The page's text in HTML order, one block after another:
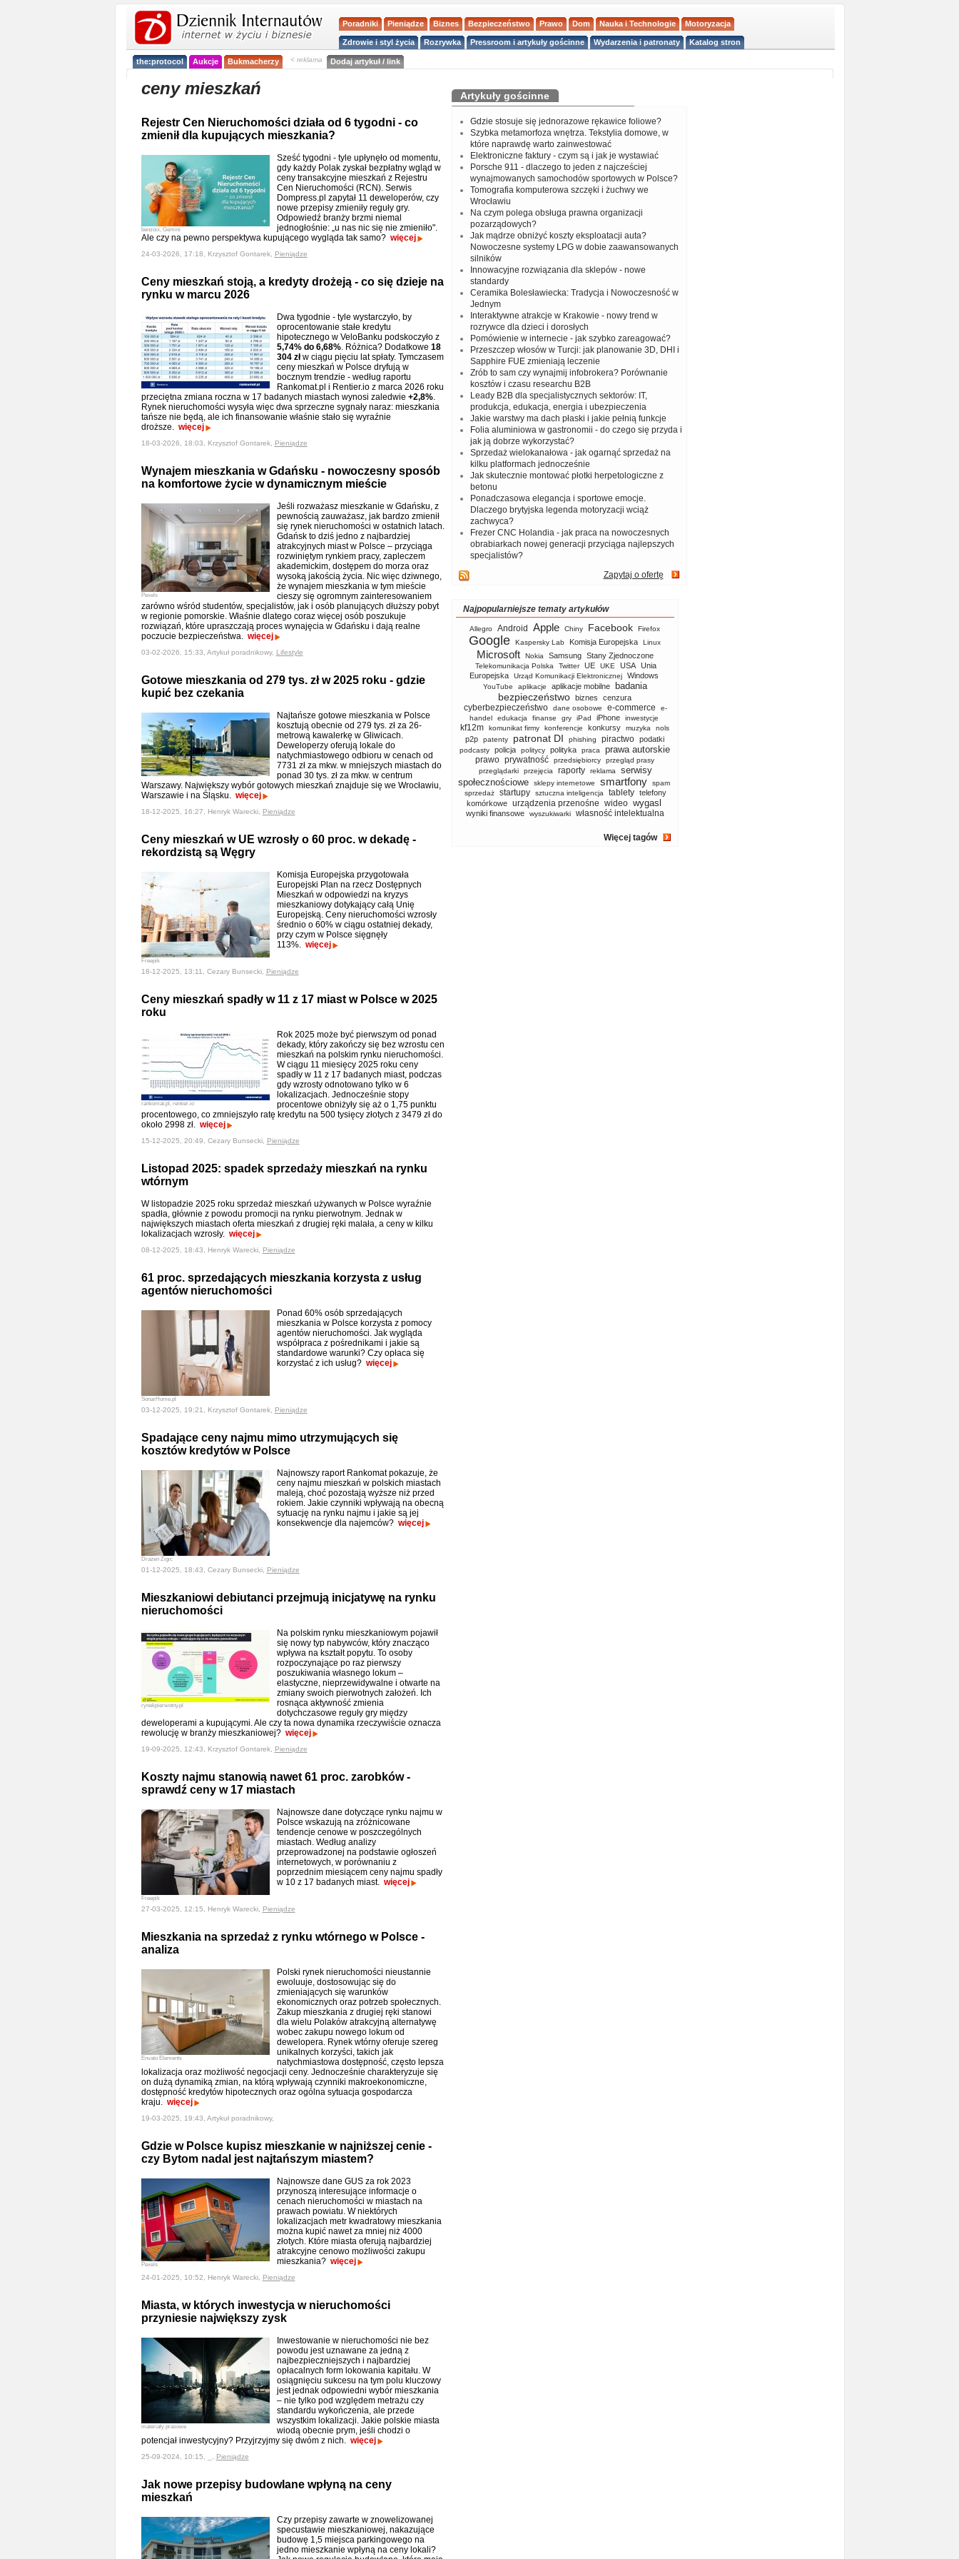
Poradniki Pieniądze Biznes Bezpieczeństwo Prawo Dom Nauka i Technologie Motoryzacja
Zdrowie i styl życia Rozrywka Pressroom i artykuły gościnne Wydarzenia i patronaty Katalog stron
the:protocol Aukcje Bukmacherzy < reklama Dodaj artykuł / link
ceny mieszkań
Rejestr Cen Nieruchomości działa od 6 tygodni - co
zmienił dla kupujących mieszkania?
benzoix, Gemini
Sześć tygodni - tyle upłynęło od momentu,
gdy każdy Polak zyskał bezpłatny wgląd w
ceny transakcyjne mieszkań z Rejestru
Cen Nieruchomości (RCN). Serwis
Dompress.pl zapytał 11 deweloperów, czy
nowe przepisy zmieniły reguły gry.
Odpowiedź branży brzmi niemal
jednogłośnie: „u nas nic się nie zmieniło".
Ale czy na pewno perspektywa kupującego wygląda tak samo? więcej
24-03-2026, 17:18, Krzysztof Gontarek, Pieniądze
Ceny mieszkań stoją, a kredyty drożeją - co się dzieje na
rynku w marcu 2026
Dwa tygodnie - tyle wystarczyło, by
oprocentowanie stałe kredytu
hipotecznego w VeloBanku podskoczyło z
5,74% do 6,68%. Różnica? Dodatkowe 18
304 złw ciągu pięciu lat spłaty. Tymczasem
ceny mieszkań w Polsce dryfują w
bocznym trendzie - według raportu
Rankomat.pl i Rentier.io z marca 2026 roku
przeciętna zmiana roczna w 17 badanych miastach wynosi zaledwie +2,8%.
Rynek nieruchomości wysyła więc dwa sprzeczne sygnały naraz: mieszkania
tańsze nie będą, ale ich finansowanie właśnie stało się wyraźnie
droższe. więcej
18-03-2026, 18:03, Krzysztof Gontarek, Pieniądze
Wynajem mieszkania w Gdańsku - nowoczesny sposób
na komfortowe życie w dynamicznym mieście
Pexels
Jeśli rozważasz mieszkanie w Gdańsku, z
pewnością zauważasz, jak bardzo zmienił
się rynek nieruchomości w ostatnich latach.
Gdańsk to dziś jedno z najbardziej
atrakcyjnych miast w Polsce – przyciąga
rozwiniętym rynkiem pracy, zapleczem
akademickim, dostępem do morza oraz
wysoką jakością życia. Nic więc dziwnego,
że wynajem mieszkania w tym mieście
cieszy się ogromnym zainteresowaniem
zarówno wśród studentów, specjalistów, jak i osób planujących dłuższy pobyt
w regionie pomorskie. Właśnie dlatego coraz więcej osób poszukuje
rozwiązań, które upraszczają proces wynajęcia w Gdańsku i dają realne
poczucie bezpieczeństwa. więcej
03-02-2026, 15:33, Artykuł poradnikowy, Lifestyle
Gotowe mieszkania od 279 tys. zł w 2025 roku - gdzie
kupić bez czekania
Najtańsze gotowe mieszkania w Polsce
kosztują obecnie od 279 tys. zł za 26-
metrową kawalerkę w Gliwicach.
Deweloperzy oferują lokale do
natychmiastowego odbioru w cenach od
7731 zł za mkw. w mniejszych miastach do
ponad 30 tys. zł za mkw. w centrum
Warszawy. Największy wybór gotowych mieszkań znajduje się we Wrocławiu,
Warszawie i na Śląsku. więcej
18-12-2025, 16:27, Henryk Warecki, Pieniądze
Ceny mieszkań w UE wzrosły o 60 proc. w dekadę -
rekordzistą są Węgry
Freepik
Komisja Europejska przygotowała
Europejski Plan na rzecz Dostępnych
Mieszkań w odpowiedzi na kryzys
mieszkaniowy dotykający całą Unię
Europejską. Ceny nieruchomości wzrosły
średnio o 60% w ciągu ostatniej dekady,
przy czym w Polsce sięgnęły
113%. więcej
18-12-2025, 13:11, Cezary Bunsecki, Pieniądze
Ceny mieszkań spadły w 11 z 17 miast w Polsce w 2025
roku
rankomat.pl, rentier.io
Rok 2025 może być pierwszym od ponad
dekady, który zakończy się bez wzrostu cen
mieszkań na polskim rynku nieruchomości.
W ciągu 11 miesięcy 2025 roku ceny
spadły w 11 z 17 badanych miast, podczas
gdy wzrosty odnotowano tylko w 6
lokalizacjach. Jednocześnie stopy
procentowe obniżyły się aż o 1,75 punktu
procentowego, co zmniejszyło ratę kredytu na 500 tysięcy złotych z 3479 zł do
około 2998 zł. więcej
15-12-2025, 20:49, Cezary Bunsecki, Pieniądze
Listopad 2025: spadek sprzedaży mieszkań na rynku
wtórnym
W listopadzie 2025 roku sprzedaż mieszkań używanych w Polsce wyraźnie
spadła, głównie z powodu promocji na rynku pierwotnym. Jednak w
największych miastach oferta mieszkań z drugiej ręki malała, a ceny w kilku
lokalizacjach wzrosły. więcej
08-12-2025, 18:43, Henryk Warecki, Pieniądze
61 proc. sprzedających mieszkania korzysta z usług
agentów nieruchomości
SonarHome.pl
Ponad 60% osób sprzedających
mieszkania w Polsce korzysta z pomocy
agentów nieruchomości. Jak wygląda
współpraca z pośrednikami i jakie są
standardowe warunki? Czy opłaca się
korzystać z ich usług? więcej
03-12-2025, 19:21, Krzysztof Gontarek, Pieniądze
Spadające ceny najmu mimo utrzymujących się
kosztów kredytów w Polsce
Drazen Zigic
Najnowszy raport Rankomat pokazuje, że
ceny najmu mieszkań w polskich miastach
maleją, choć pozostają wyższe niż przed
rokiem. Jakie czynniki wpływają na obecną
sytuację na rynku najmu i jakie są jej
konsekwencje dla najemców? więcej
01-12-2025, 18:43, Cezary Bunsecki, Pieniądze
Mieszkaniowi debiutanci przejmują inicjatywę na rynku
nieruchomości
rynekpierwotny.pl
Na polskim rynku mieszkaniowym pojawił
się nowy typ nabywców, który znacząco
wpływa na kształt popytu. To osoby
rozpoczynające po raz pierwszy
poszukiwania własnego lokum –
elastyczne, nieprzewidywalne i otwarte na
zmiany swoich pierwotnych założeń. Ich
rosnąca aktywność zmienia
dotychczasowe reguły gry między
deweloperami a kupującymi. Ale czy ta nowa dynamika rzeczywiście oznacza
rewolucję w branży mieszkaniowej? więcej
19-09-2025, 12:43, Krzysztof Gontarek, Pieniądze
Koszty najmu stanowią nawet 61 proc. zarobków -
sprawdź ceny w 17 miastach
Freepik
Najnowsze dane dotyczące rynku najmu w
Polsce wskazują na zróżnicowane
tendencje cenowe w poszczególnych
miastach. Według analizy
przeprowadzonej na podstawie ogłoszeń
internetowych, w porównaniu z
poprzednim miesiącem ceny najmu spadły
w 10 z 17 badanych miast. więcej
27-03-2025, 12:15, Henryk Warecki, Pieniądze
Mieszkania na sprzedaż z rynku wtórnego w Polsce -
analiza
Envato Elements
Polski rynek nieruchomości nieustannie
ewoluuje, dostosowując się do
zmieniających się warunków
ekonomicznych oraz potrzeb społecznych.
Zakup mieszkania z drugiej ręki stanowi
dla wielu Polaków atrakcyjną alternatywę
wobec zakupu nowego lokum od
dewelopera. Rynek wtórny oferuje szereg
unikalnych korzyści, takich jak
natychmiastowa dostępność, często lepsza
lokalizacja oraz możliwość negocjacji ceny. Jednocześnie charakteryzuje się
on dużą dynamiką zmian, na którą wpływają czynniki makroekonomiczne,
dostępność kredytów hipotecznych oraz ogólna sytuacja gospodarcza
kraju. więcej
19-03-2025, 19:43, Artykuł poradnikowy,
Gdzie w Polsce kupisz mieszkanie w najniższej cenie -
czy Bytom nadal jest najtańszym miastem?
Pexels
Najnowsze dane GUS za rok 2023
przynoszą interesujące informacje o
cenach nieruchomości w miastach na
prawach powiatu. W niektórych
lokalizacjach metr kwadratowy mieszkania
można kupić nawet za mniej niż 4000
złotych. Które miasta oferują najbardziej
atrakcyjne cenowo możliwości zakupu
mieszkania? więcej
24-01-2025, 10:52, Henryk Warecki, Pieniądze
Miasta, w których inwestycja w nieruchomości
przyniesie największy zysk
materiały prasowe
Inwestowanie w nieruchomości nie bez
powodu jest uznawane za jedną z
najbezpieczniejszych i najbardziej
opłacalnych form lokowania kapitału. W
osiągnięciu sukcesu na tym polu kluczowy
jest jednak odpowiedni wybór mieszkania
– nie tylko pod względem metrażu czy
standardu wykończenia, ale przede
wszystkim lokalizacji. Jakie polskie miasta
wiodą obecnie prym, jeśli chodzi o
potencjał inwestycyjny? Przyjrzyjmy się dwóm z nich. więcej
25-09-2024, 10:15, _, Pieniądze
Jak nowe przepisy budowlane wpłyną na ceny
mieszkań
Czy przepisy zawarte w znowelizowanej
specustawie mieszkaniowej, nakazujące
budowę 1,5 miejsca parkingowego na
jedno mieszkanie wpłyną na ceny lokali?
Artykuły gościnne
Gdzie stosuje się jednorazowe rękawice foliowe?
Szybka metamorfoza wnętrza. Tekstylia domowe, w
które naprawdę warto zainwestować
Elektroniczne faktury - czym są i jak je wystawiać
Porsche 911 - dlaczego to jeden z najcześciej
wynajmowanych samochodów sportowych w Polsce?
Tomografia komputerowa szczęki i żuchwy we
Wrocławiu
Na czym polega obsługa prawna organizacji
pozarządowych?
Jak mądrze obniżyć koszty eksploatacji auta?
Nowoczesne systemy LPG w dobie zaawansowanych
silników
Innowacyjne rozwiązania dla sklepów - nowe
standardy
Ceramika Bolesławiecka: Tradycja i Nowoczesność w
Jednym
Interaktywne atrakcje w Krakowie - nowy trend w
rozrywce dla dzieci i dorosłych
Pomówienie w internecie - jak szybko zareagować?
Przeszczep włosów w Turcji: jak planowanie 3D, DHI i
Sapphire FUE zmieniają leczenie
Zrób to sam czy wynajmij infobrokera? Porównanie
kosztów i czasu researchu B2B
Leady B2B dla specjalistycznych sektorów: IT,
produkcja, edukacja, energia i ubezpieczenia
Jakie warstwy ma dach płaski i jakie pełnią funkcje
Folia aluminiowa w gastronomii - do czego się przyda i
jak ją dobrze wykorzystać?
Sprzedaż wielokanałowa - jak ogarnąć sprzedaż na
kilku platformach jednocześnie
Jak skutecznie montować płotki herpetologiczne z
betonu
Ponadczasowa elegancja i sportowe emocje.
Dlaczego brytyjska legenda motoryzacji wciąż
zachwyca?
Frezer CNC Holandia - jak praca na nowoczesnych
obrabiarkach nowej generacji przyciąga najlepszych
specjalistów?
Zapytaj o ofertę
Najpopularniejsze tematy artykułów
Allegro Android Apple Chiny Facebook Firefox
Google Kaspersky Lab Komisja Europejska Linux
Microsoft Nokia Samsung Stany Zjednoczone
Telekomunikacja Polska Twitter UE UKE USA
Unia
Europejska
Urząd Komunikacji Elektronicznej Windows
YouTube aplikacje aplikacje mobilne badania
bezpieczeństwo biznes cenzura
cyberbezpieczeństwo dane osobowe e-commerce
e-
handel
edukacja finanse gry iPad iPhone inwestycje
kf12m komunikat firmy konferencje konkursy muzyka nols
p2p patenty patronat DI phishing piractwo podatki
podcasty policja politycy polityka praca prawa autorskie
prawo prywatność przedsiębiorcy
przegląd prasy
przeglądarki
przejęcia raporty reklama
serwisy
społecznościowe
sklepy internetowe smartfony
spam
sprzedaż
startupy sztuczna inteligencja tablety telefony
komórkowe urządzenia przenośne wideo wygasl
wyniki finansowe wyszukiwarki własność intelektualna
Więcej tagów